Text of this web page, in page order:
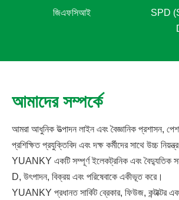
SPD
আমাদের সম্পর্কে
আমরা আধুনিক উত্পাদন লাইন এবং বৈজ্ঞানিক প্রশাসন,
প্রশিক্ষিত প্রযুক্তিবিদ এবং দক্ষ কর্মীদের সাথে উচ্চ
YUANKY একটি সম্পূর্ণ ইলেকট্রনিক এবং বৈদ্যুতিক
D, উৎপাদন, বিক্রয় এবং পরিষেবাকে একীভূত করে।
YUANKY প্রধানত সার্কিট ব্রেকার, ফিউজ, কন্টাক্টর